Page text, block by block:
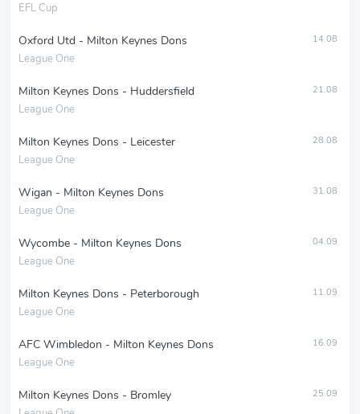
EFL Cup
Oxford Utd - Milton Keynes Dons
League One
14.08
Milton Keynes Dons - Huddersfield
League One
21.08
Milton Keynes Dons - Leicester
League One
28.08
Wigan - Milton Keynes Dons
League One
31.08
Wycombe - Milton Keynes Dons
League One
04.09
Milton Keynes Dons - Peterborough
League One
11.09
AFC Wimbledon - Milton Keynes Dons
League One
16.09
Milton Keynes Dons - Bromley 25.09